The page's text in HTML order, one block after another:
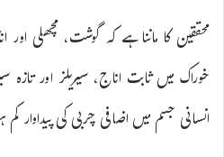
محققین کا ماننا ہے کہ گوشت، مچھلی
خوراک میں ثابت اناج، سیریلز اور
انسانی جسم میں اضافی چربی کی پیداوار